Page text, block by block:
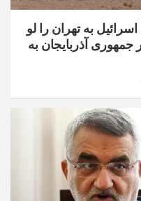
به تهران را لو
جمهوری آذربایجان به